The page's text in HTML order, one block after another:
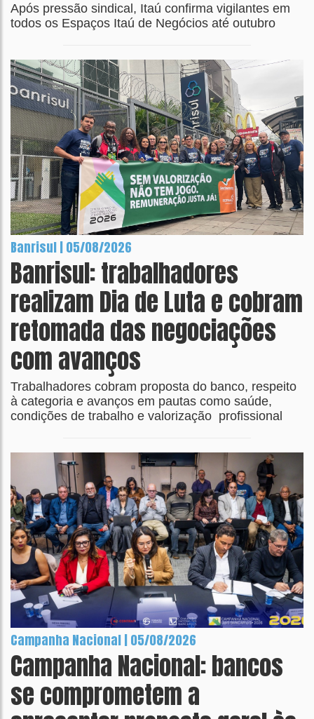
Após pressão sindical, Itaú confirma vigilantes em
todos os Espaços Itaú de Negócios até outubro
Banrisul | 05/08/2026
Banrisul: trabalhadores
realizam Dia de Luta e cobram
retomada das negociações
com avanços
Trabalhadores cobram proposta do banco, respeito
à categoria e avanços em pautas como saúde,
condições de trabalho e valorização profissional
Campanha Nacional | 05/08/2026
Campanha Nacional: bancos
se comprometem a